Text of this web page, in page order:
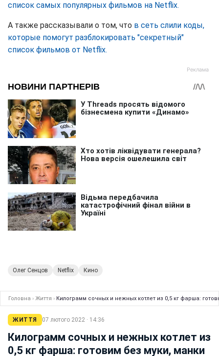
список самых популярных фильмов на Netflix.
А также рассказывали о том, что в сеть слили коды,
которые помогут разблокировать "секретный"
список фильмов от Netflix.
Олег Сенцов Netflix Кино
Головна › Життя › Килограмм сочных и нежных котлет из 0,5 кг фарша:
ЖИТТЯ 07 лютого 2022 · 14:36
Килограмм сочных и нежных котлет из
0,5 кг фарша: готовим без муки, манки